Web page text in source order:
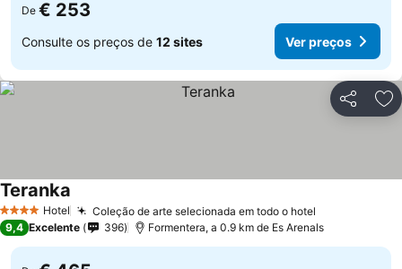
De € 253
Consulte os preços de 12 sites Ver preços
Partilhar
4 EstrelasHotel Coleção de arte selecionada em todo o hotel
Teranka
9,4 Excelente 396 Formentera, a 0.9 km de Es Arenals